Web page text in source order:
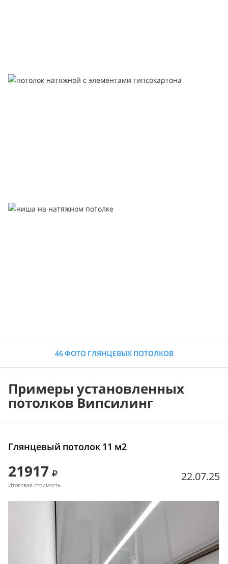
46 ФОТО ГЛЯНЦЕВЫХ ПОТОЛКОВ
Примеры установленных
потолков Випсилинг
Глянцевый потолок 11 м2
21917
Итоговая стоимость
22.07.25